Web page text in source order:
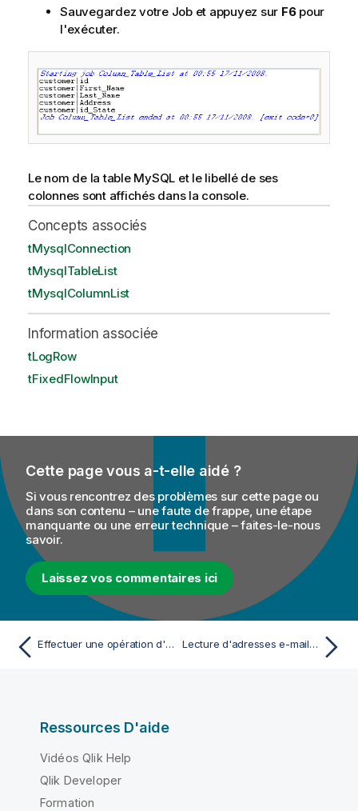
Sauvegardez votre Job et appuyez sur F6pour
l'exécuter.
Le nom de la table MySQL et le libellé de ses
colonnes sont affichés dans la console.
Concepts associés
tMysqlConnection
tMysqlTableList
tMysqlColumnList
Information associée
tLogRow
tFixedFlowInput
Cette page vous a-t-elle aidé ?
Si vous rencontrez des problèmes sur cette page ou
dans son contenu – une faute de frappe, une étape
manquante ou une erreur technique – faites-le-nous
savoir.
Laissez vos commentaires ici
Effectuer une opération d'itération sur des tables et en effacer le contenu grâce à un modèle SQL défini par l'utilisateur ou l'utilisatrice (SQL Template) Lecture d'adresses e-mail d'une table d'une base de données et récupération de données spécifiques
Ressources D'aide
Vidéos Qlik Help
Qlik Developer
Formation